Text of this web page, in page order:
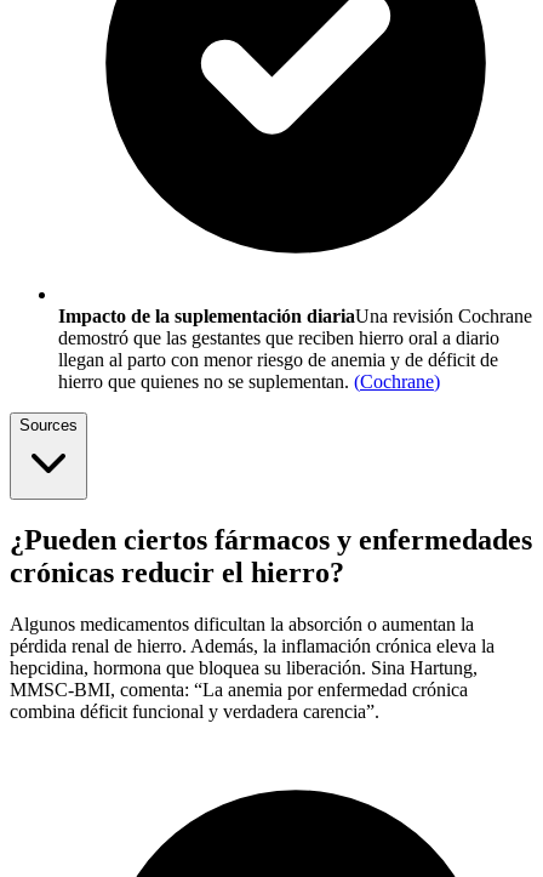
Impacto de la suplementación diariaUna revisión Cochrane
demostró que las gestantes que reciben hierro oral a diario
llegan al parto con menor riesgo de anemia y de déficit de
hierro que quienes no se suplementan. (Cochrane)
Sources
¿Pueden ciertos fármacos y enfermedades
crónicas reducir el hierro?
Algunos medicamentos dificultan la absorción o aumentan la
pérdida renal de hierro. Además, la inflamación crónica eleva la
hepcidina, hormona que bloquea su liberación. Sina Hartung,
MMSC-BMI, comenta: “La anemia por enfermedad crónica
combina déficit funcional y verdadera carencia”.